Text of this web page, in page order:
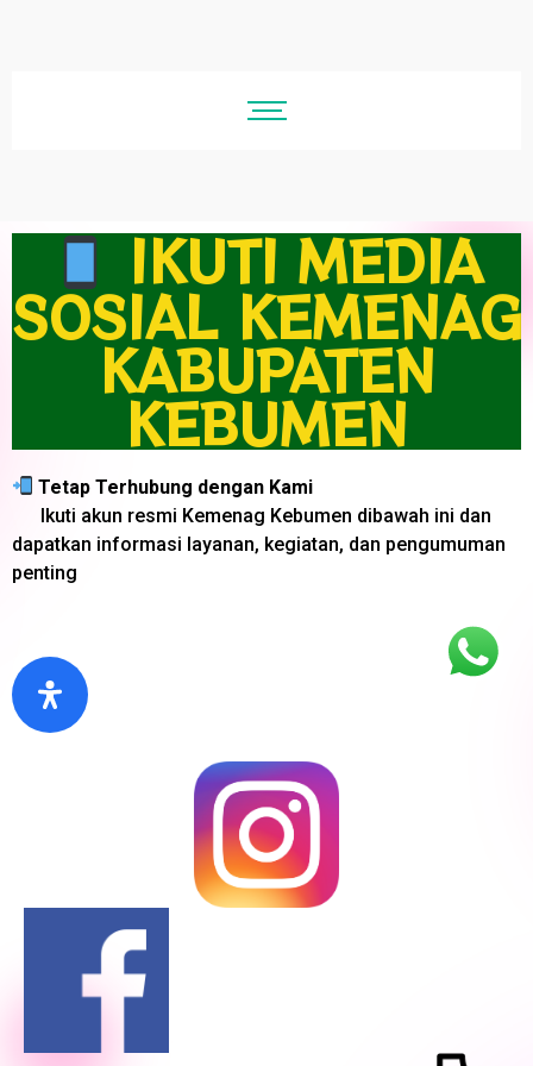
IKUTI MEDIA
SOSIAL KEMENAG
KABUPATEN
KEBUMEN
Tetap Terhubung dengan Kami
Ikuti akun resmi Kemenag Kebumen dibawah ini dan
dapatkan informasi layanan, kegiatan, dan pengumuman
penting